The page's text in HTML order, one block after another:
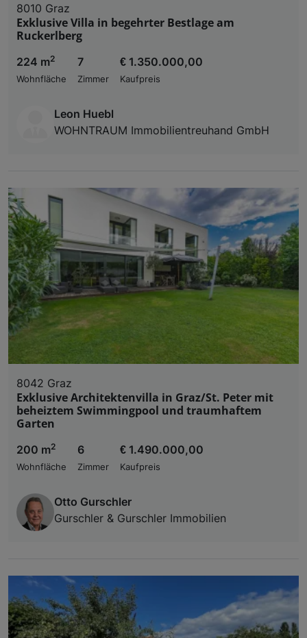
8010 Graz
Exklusive Villa in begehrter Bestlage am
Ruckerlberg
224 m2
Wohnfläche
7
Zimmer
€ 1.350.000,00
Kaufpreis
Leon Huebl
WOHNTRAUM Immobilientreuhand GmbH
8042 Graz
Exklusive Architektenvilla in Graz/St. Peter mit
beheiztem Swimmingpool und traumhaftem
Garten
200 m2
Wohnfläche
6
Zimmer
€ 1.490.000,00
Kaufpreis
Otto Gurschler
Gurschler & Gurschler Immobilien